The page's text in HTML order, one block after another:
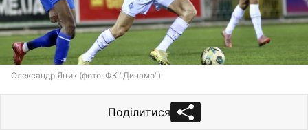
Олександр Яцик (фото: ФК "Динамо")
Поділитися